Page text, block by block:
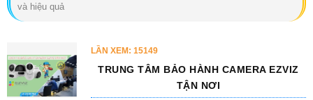
và hiệu quả
LẦN XEM: 15149
TRUNG TÂM BẢO HÀNH CAMERA EZVIZ
TẬN NƠI